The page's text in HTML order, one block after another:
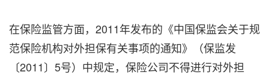
在保险监管方面，2011年发布的《中国保监会关于规
范保险机构对外担保有关事项的通知》（保监发
〔2011〕5号）中规定，保险公司不得进行对外担